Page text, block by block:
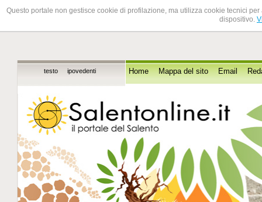
Questo portale non gestisce cookie di profilazione, ma utilizza cookie tecnici
dispositivo.
testo ipovedenti Home Mappa del sito Email